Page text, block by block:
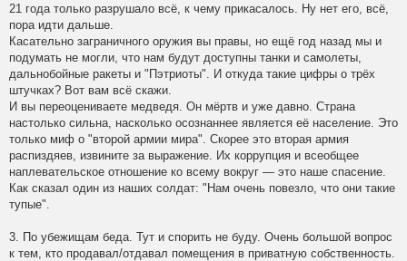
21 года только разрушало всё, к чему прикасалось. Ну нет его, всё,
пора идти дальше.
Касательно заграничного оружия вы правы, но ещё год назад мы и
подумать не могли, что нам будут доступны танки и самолеты,
дальнобойные ракеты и "Пэтриоты". И откуда такие цифры о трёх
штучках? Вот вам всё скажи.
И вы переоцениваете медведя. Он мёртв и уже давно. Страна
настолько сильна, насколько осознаннее является её население. Это
только миф о "второй армии мира". Скорее это вторая армия
распиздяев, извините за выражение. Их коррупция и всеобщее
наплевательское отношение ко всему вокруг — это наше спасение.
Как сказал один из наших солдат: "Нам очень повезло, что они такие
тупые".
3. По убежищам беда. Тут и спорить не буду. Очень большой вопрос
к тем, кто продавал/отдавал помещения в приватную собственность.